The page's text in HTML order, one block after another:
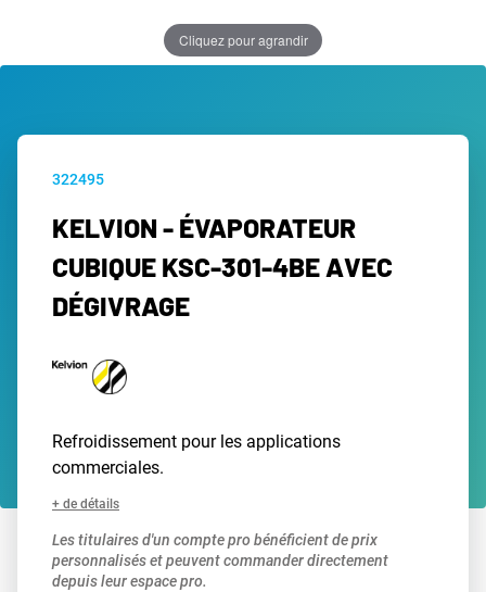
Cliquez pour agrandir
322495
KELVION - ÉVAPORATEUR
CUBIQUE KSC-301-4BE AVEC
DÉGIVRAGE
Refroidissement pour les applications
commerciales.
+ de détails
Les titulaires d'un compte pro bénéficient de prix
personnalisés et peuvent commander directement
depuis leur espace pro.